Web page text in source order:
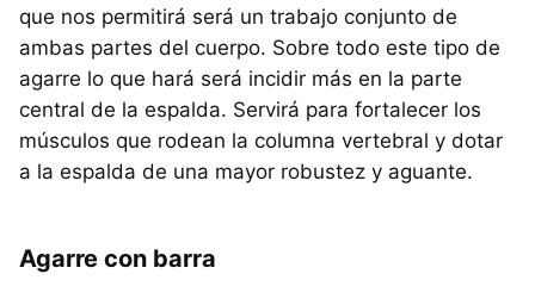
que nos permitirá será un trabajo conjunto de
ambas partes del cuerpo. Sobre todo este tipo de
agarre lo que hará será incidir más en la parte
central de la espalda. Servirá para fortalecer los
músculos que rodean la columna vertebral y dotar
a la espalda de una mayor robustez y aguante.
Agarre con barra